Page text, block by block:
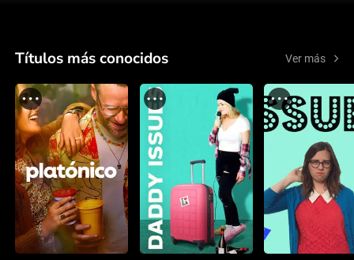
Títulos más conocidos Ver más